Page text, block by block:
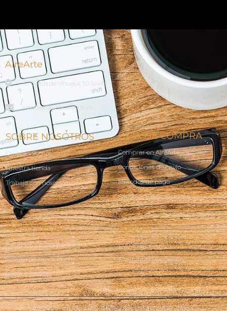
AireArte
C/ García de Vinuesa, 30 Sevilla
info@abanicosairearte.es
SOBRE NOSOTROS
Quienes Somos
Nuestra tienda
Trabaja con nosotros
GUÍA DE COMPRA
Comprar en AireArte
Condiciones de envío
Métodos de pago
Cambios y devoluciones
AVISO LEGAL
Terminos y condiciones
Política de Privacidad
Política Cookies
AYUDA
Contacto
Preguntas frecuentes
Ⓒ 2025 - Todos los derechos están reservados